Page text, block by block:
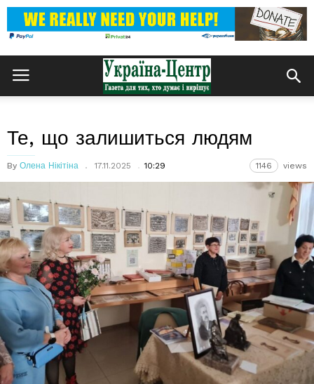
Те, що залишиться людям
By Олена Нікітіна 17.11.2025 10:29 1146 views